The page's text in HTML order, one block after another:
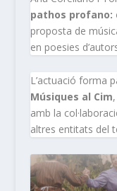
pathos
proposta de
en poesies
L’actuació forma
Músiques al Cim
amb la
altres entitats del